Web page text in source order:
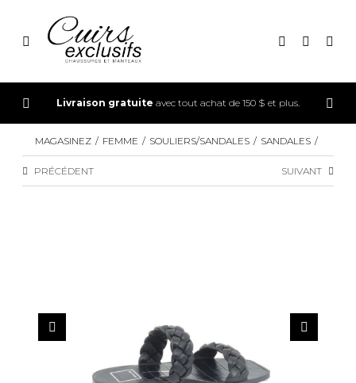
CONNEXION
INSCRIPTION
Livraison gratuite avec tout achat de 150 $ et plus.
MAGASINEZ FEMME SOULIERS/SANDALES SANDALES
PRÉCÉDENT SUIVANT